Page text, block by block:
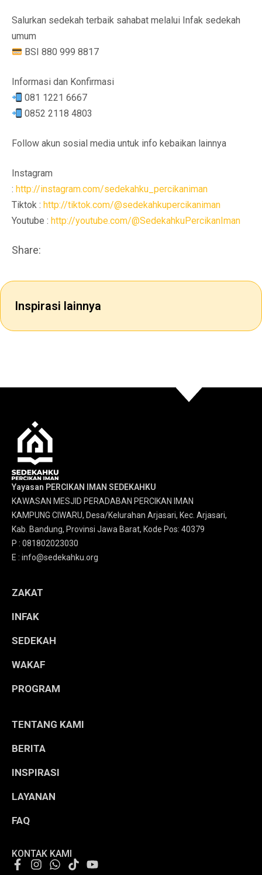
Salurkan sedekah terbaik sahabat melalui Infak sedekah
umum
BSI 880 999 8817
Informasi dan Konfirmasi
081 1221 6667
0852 2118 4803
Follow akun sosial media untuk info kebaikan lainnya
Instagram
: http://instagram.com/sedekahku_percikaniman
Tiktok : http://tiktok.com/@sedekahkupercikaniman
Youtube : http://youtube.com/@SedekahkuPercikanIman
Share:
Inspirasi lainnya
Yayasan PERCIKAN IMAN SEDEKAHKU
KAWASAN MESJID PERADABAN PERCIKAN IMAN
KAMPUNG CIWARU, Desa/Kelurahan Arjasari, Kec. Arjasari,
Kab. Bandung, Provinsi Jawa Barat, Kode Pos: 40379
P : 081802023030
E : info@sedekahku.org
ZAKAT
INFAK
SEDEKAH
WAKAF
PROGRAM
TENTANG KAMI
BERITA
INSPIRASI
LAYANAN
FAQ
KONTAK KAMI